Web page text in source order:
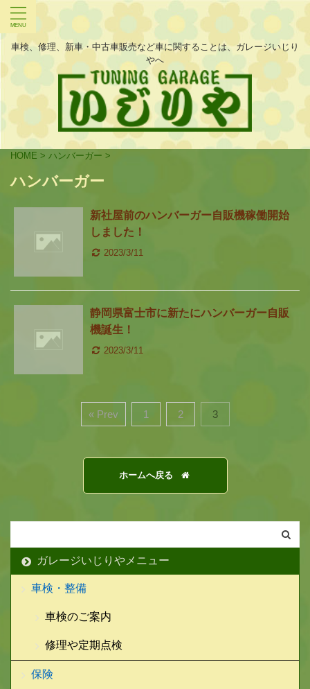
車検、修理、新車・中古車販売など車に関することは、ガレージいじり
やへ
HOME > ハンバーガー >
ハンバーガー
新社屋前のハンバーガー自販機稼働開始
しました！
2023/3/11
静岡県富士市に新たにハンバーガー自販
機誕生！
2023/3/11
« Prev 1 2 3
ホームへ戻る
ガレージいじりやメニュー
車検・整備
車検のご案内
修理や定期点検
保険